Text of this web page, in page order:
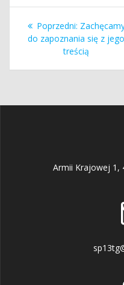
Nawigacja
wpisu
Poprzedni: Poprzedni
wpis:
do zapoznania się z jego
treścią
Armii Krajowej 1,